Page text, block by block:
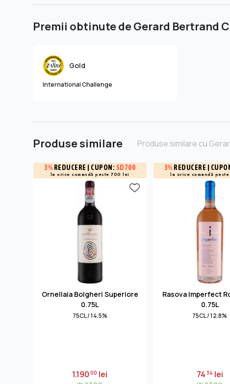
Premii obtinute de Gerard Bertrand
Gold
International Challenge
Produse similare Produse similare cu
3% REDUCERE | CUPON: SD700
la orice comandă peste 700 lei
Ornellaia Bolgheri Superiore
0.75L
75CL / 14.5%
1.19000 lei
3% REDUCERE |
la orice comandă
Rasova Imperfect
0.75L
75CL / 12.8%
74 34 lei